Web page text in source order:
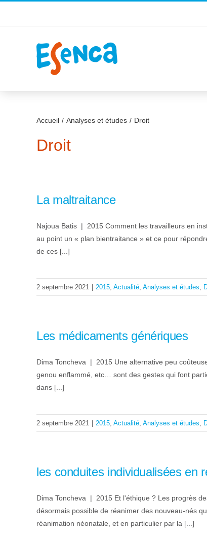
Droit
Accueil Analyses et études Droit
La maltraitance
Najoua Batis | 2015 Comment les travailleurs en
au point un « plan bientraitance » et ce pour
de ces [...]
2 septembre 2021 2015, Actualité, Analyses et études,
Les médicaments génériques
Dima Toncheva | 2015 Une alternative peu
genou enflammé, etc… sont des gestes qui font
dans [...]
2 septembre 2021 2015, Actualité, Analyses et études,
les conduites individualisées en
Dima Toncheva | 2015 Et l'éthique ? Les progrès
désormais possible de réanimer des nouveau-nés
réanimation néonatale, et en particulier par la [...]